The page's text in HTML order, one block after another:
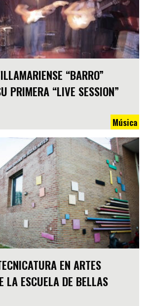
“BARRO”
PRIMERA “LIVE SESSION”
Música
EN ARTES
LA ESCUELA DE BELLAS